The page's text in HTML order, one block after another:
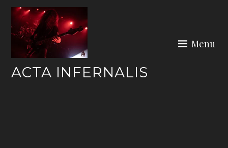
Skip
content
ACTA INFERNALIS
Menu